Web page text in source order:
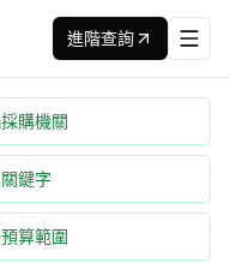
進階查詢
採購機關
關鍵字
預算範圍